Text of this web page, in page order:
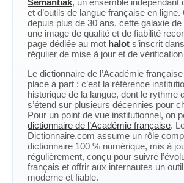
Semantiak, un ensemble indépendant
et d’outils de langue française en
depuis plus de 30 ans, cette galaxie
une image de qualité et de fiabilité
page dédiée au mot halot s’inscrit
régulier de mise à jour et de
Le dictionnaire de l’Académie
place à part : c’est la référence
historique de la langue, dont le rythme
s’étend sur plusieurs décennies pour
Pour un point de vue institutionnel, on
dictionnaire de l’Académie française.
Dictionnaire.com assume un rôle
dictionnaire 100 % numérique, mis à
régulièrement, conçu pour suivre
français et offrir aux internautes un
moderne et fiable.